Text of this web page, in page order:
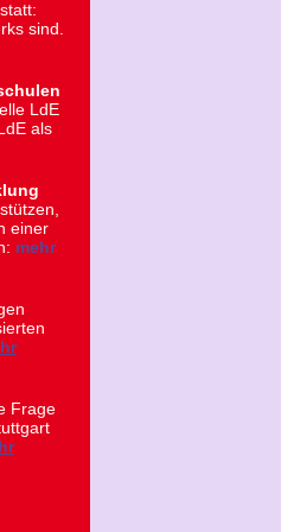
sind.
LdE
als
einer
mehr
Frage